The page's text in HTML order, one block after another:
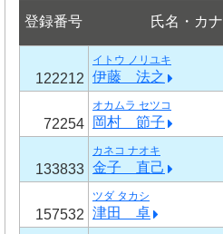
登録番号 氏名・カナ
122212
イトウ ノリユキ
伊藤 法之
72254
オカムラ セツコ
岡村 節子
133833
カネコ ナオキ
金子 直己
157532
ツダ タカシ
津田 卓